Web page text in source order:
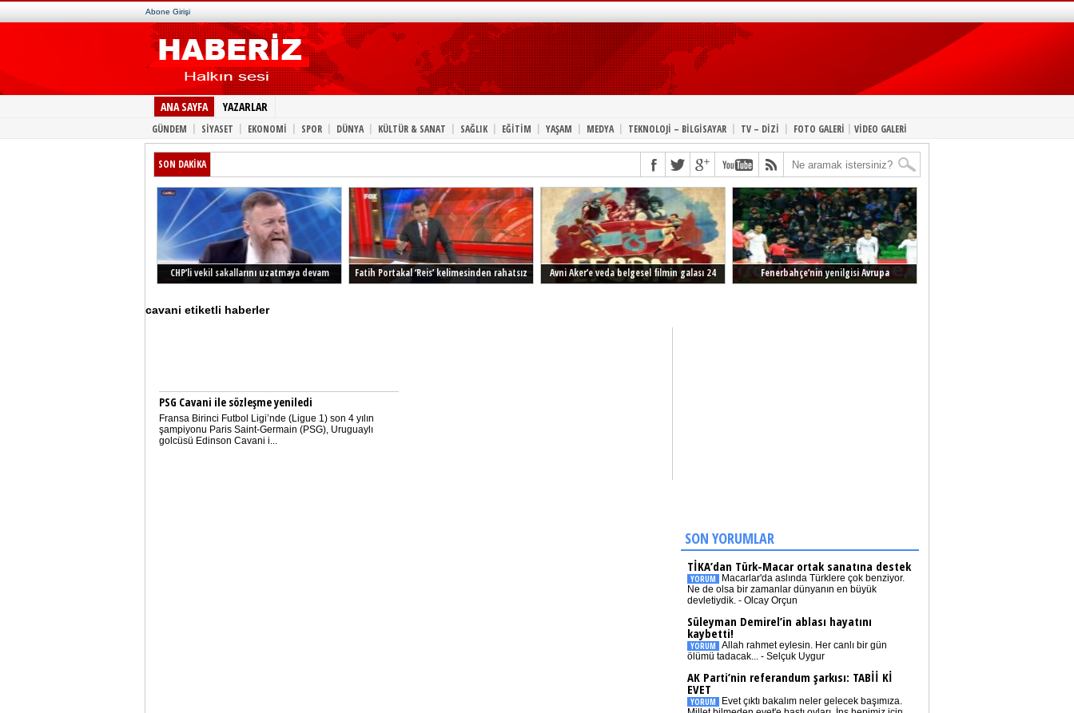
Abone Girişi
ANA SAYFA YAZARLAR
GÜNDEM | SİYASET | EKONOMİ | SPOR | DÜNYA | KÜLTÜR & SANAT | SAĞLIK | EĞİTİM | YAŞAM | MEDYA | TEKNOLOJİ – BİLGİSAYAR | TV – DİZİ | FOTO GALERİ | VİDEO GALERİ
SON DAKİKA
CHP’li vekil sakallarını uzatmaya devam
Fatih Portakal ‘Reis’ kelimesinden rahatsız
Avni Aker’e veda belgesel filmin galası 24
Fenerbahçe’nin yenilgisi Avrupa
cavani etiketli haberler
PSG Cavani ile sözleşme yeniledi
Fransa Birinci Futbol Ligi’nde (Ligue 1) son 4 yılın
şampiyonu Paris Saint-Germain (PSG), Uruguaylı
golcüsü Edinson Cavani i...
SON YORUMLAR
TİKA’dan Türk-Macar ortak sanatına destek
YORUM
Macarlar'da aslında Türklere çok benziyor.
Ne de olsa bir zamanlar dünyanın en büyük
devletiydik. - Olcay Orçun
Süleyman Demirel’in ablası hayatını
kaybetti!
YORUM Allah rahmet eylesin. Her canlı bir gün
ölümü tadacak... - Selçuk Uygur
AK Parti’nin referandum şarkısı: TABİİ Kİ
EVET
YORUM
Evet çıktı bakalım neler gelecek başımıza.